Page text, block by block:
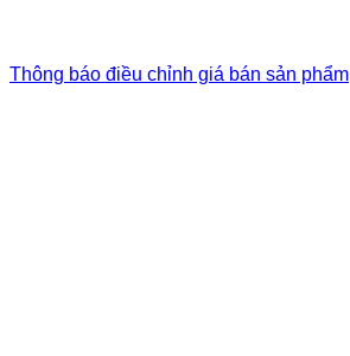
Thông báo điều chỉnh giá bán sản phẩm